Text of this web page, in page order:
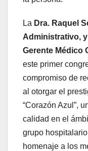
La Dra. Raquel
Administrativo,
Gerente Médico
este primer
compromiso de
al otorgar el
“Corazón Azul”,
calidad en el
grupo
homenaje a los